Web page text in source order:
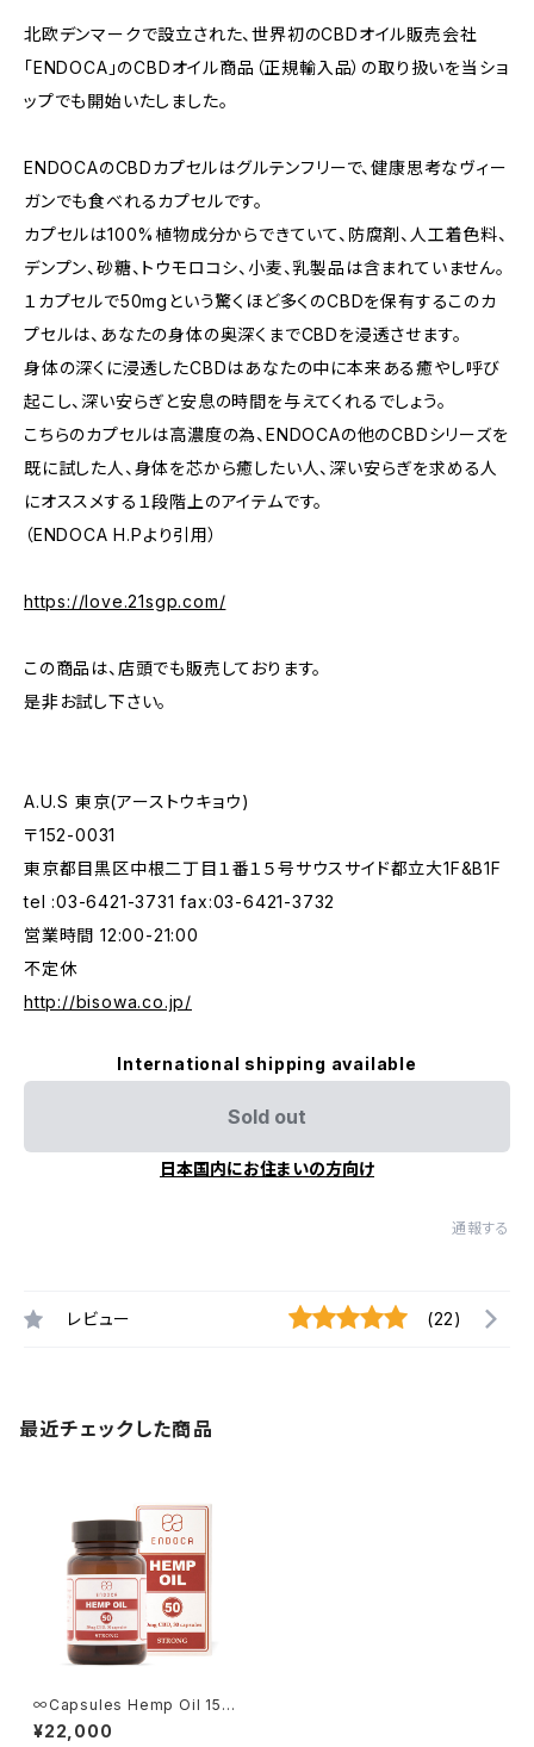
北欧デンマークで設立された、世界初のCBDオイル販売会社
「ENDOCA」のCBDオイル商品（正規輸入品）の取り扱いを当ショ
ップでも開始いたしました。
ENDOCAのCBDカプセルはグルテンフリーで、健康思考なヴィー
ガンでも食べれるカプセルです。
カプセルは100%植物成分からできていて、防腐剤、人工着色料、
デンプン、砂糖、トウモロコシ、小麦、乳製品は含まれていません。
１カプセルで50mgという驚くほど多くのCBDを保有するこのカ
プセルは、あなたの身体の奥深くまでCBDを浸透させます。
身体の深くに浸透したCBDはあなたの中に本来ある癒やし呼び
起こし、深い安らぎと安息の時間を与えてくれるでしょう。
こちらのカプセルは高濃度の為、ENDOCAの他のCBDシリーズを
既に試した人、身体を芯から癒したい人、深い安らぎを求める人
にオススメする１段階上のアイテムです。
（ENDOCA H.Pより引用）
https://love.21sgp.com/
この商品は、店頭でも販売しております。
是非お試し下さい。
A.U.S 東京(アーストウキョウ)
〒152-0031
東京都目黒区中根二丁目１番１５号サウスサイド都立大1F&B1F
tel :03-6421-3731 fax:03-6421-3732
営業時間 12:00-21:00
不定休
http://bisowa.co.jp/
International shipping available
Sold out
日本国内にお住まいの方向け
通報する
レビュー (22)
最近チェックした商品
∞Capsules Hemp Oil 1500
mg CBD∞
¥22,000